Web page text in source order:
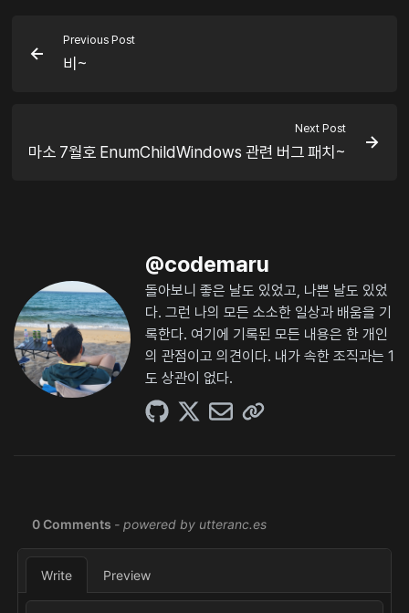
Previous Post
비~
Next Post
마소 7월호 EnumChildWindows 관련 버그 패치~
@codemaru
돌아보니 좋은 날도 있었고, 나쁜 날도 있었
다. 그런 나의 모든 소소한 일상과 배움을 기
록한다. 여기에 기록된 모든 내용은 한 개인
의 관점이고 의견이다. 내가 속한 조직과는 1
도 상관이 없다.